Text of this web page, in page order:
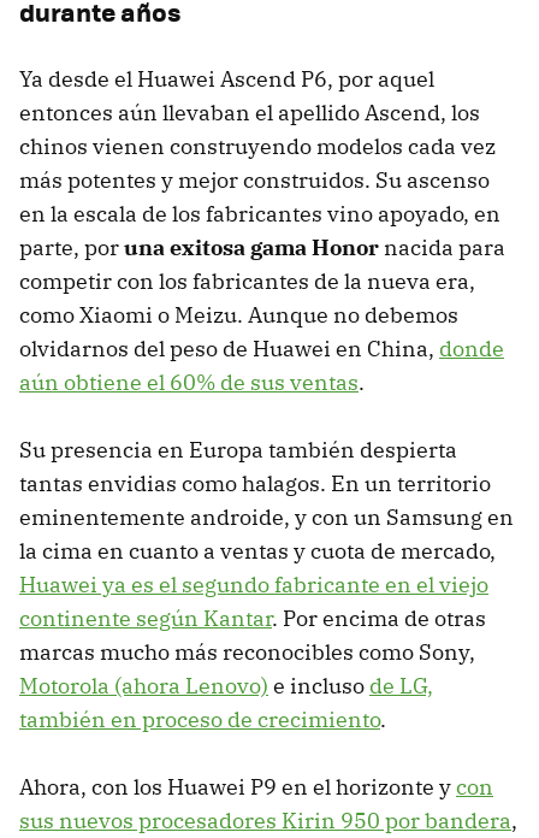
durante años
Ya desde el Huawei Ascend P6, por aquel
entonces aún llevaban el apellido Ascend, los
chinos vienen construyendo modelos cada vez
más potentes y mejor construidos. Su ascenso
en la escala de los fabricantes vino apoyado, en
parte, poruna exitosa gama Honor nacida para
competir con los fabricantes de la nueva era,
como Xiaomi o Meizu. Aunque no debemos
olvidarnos del peso de Huawei en China, donde
aún obtiene el 60% de sus ventas.
Su presencia en Europa también despierta
tantas envidias como halagos. En un territorio
eminentemente androide, y con un Samsung en
la cima en cuanto a ventas y cuota de mercado,
Huawei ya es el segundo fabricante en el viejo
continente según Kantar. Por encima de otras
marcas mucho más reconocibles como Sony,
Motorola (ahora Lenovo) e incluso de LG,
también en proceso de crecimiento.
Ahora, con los Huawei P9 en el horizonte ycon
sus nuevos procesadores Kirin 950 por bandera,